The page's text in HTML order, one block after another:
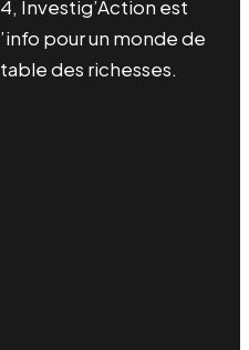
Investig’Action est
pour un monde de
des richesses.